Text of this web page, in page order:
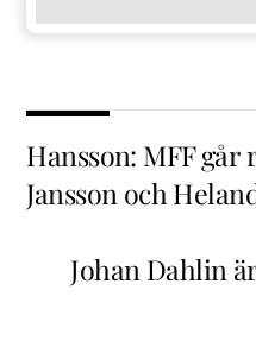
Hansson: MFF går
Jansson och
Johan Dahlin